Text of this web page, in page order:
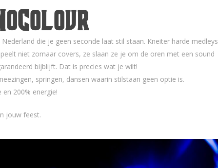
die je geen seconde laat stil staan. Kneiter harde medleys
niet zomaar covers, ze slaan ze je om de oren met een sound
bijblijft. Dat is precies wat je wilt!
springen, dansen waarin stilstaan geen optie is.
en 200% energie!
jouw feest.